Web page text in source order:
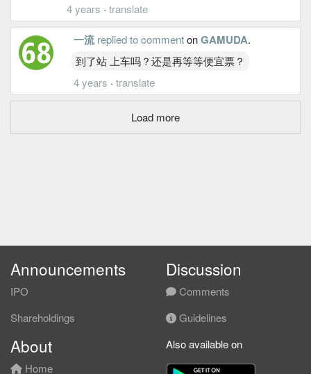
4 years · translate
一流 replied to commentonGAMUDA.
到了站 上车吗？还是再等等便宜票？
4 years · translate
Load more
Announcements
IPO
Shareholdings
Discussion
Comments
Guidelines
About
Home
Also available on